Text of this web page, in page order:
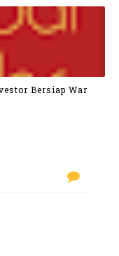
Bersiap War